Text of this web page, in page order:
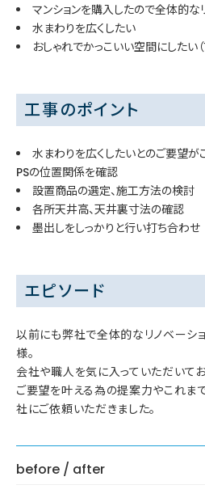
マンションを購入したので全体的な
水まわりを広くしたい
おしゃれでかっこいい空間にしたい（
工事のポイント
水まわりを広くしたいとのご要望が
PSの位置関係を確認
設置商品の選定、施工方法の検討
各所天井高、天井裏寸法の確認
墨出しをしっかりと行い打ち合わせ
エピソード
以前にも弊社で全体的なリノベーシ
様。
会社や職人を気に入っていただいてお
ご要望を叶える為の提案力やこれま
社にご依頼いただきました。
before / after